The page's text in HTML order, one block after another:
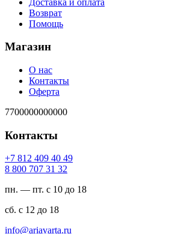
Возврат
Помощь
Магазин
О нас
Контакты
Оферта
7700000000000
Контакты
94 04 904 218 7+
23 13 707 008 8
пн. — пт. с 10 до 18
сб. с 12 до 18
ur.atravaira@ofni